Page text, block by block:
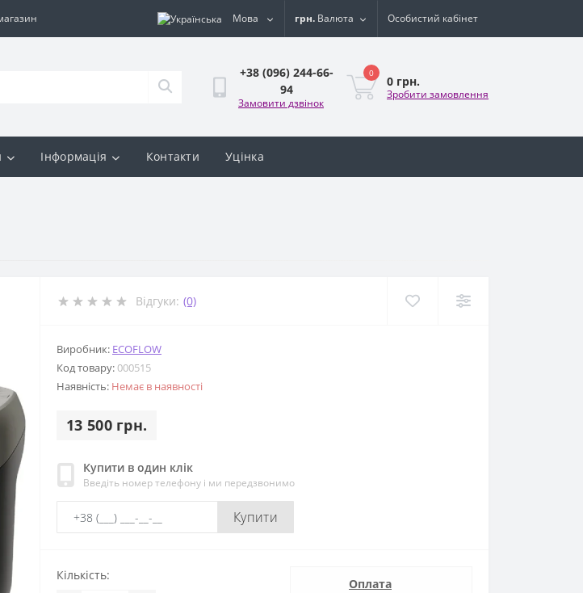
Мова грн. Валюта Особистий кабінет
+38 (096) 244-66-
94
Замовити дзвінок
0
0 грн.
Зробити замовлення
Інформація Контакти Уцінка
Відгуки: (0)
Виробник: ECOFLOW
Код товару:000515
Наявність: Немає в наявності
13 500 грн.
Купити в один клік
Введіть номер телефону і ми передзвонимо
Купити
Кількість:
Оплата